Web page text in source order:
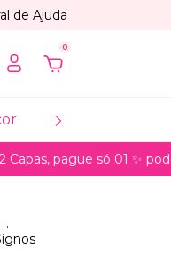
de Ajuda
0
Coleções
pague só 01 ✨ pode ser
.